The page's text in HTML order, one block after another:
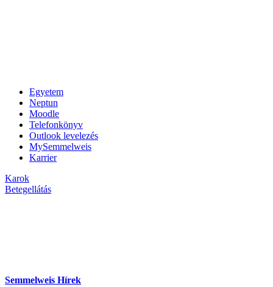
Egyetem
Neptun
Moodle
Telefonkönyv
Outlook levelezés
MySemmelweis
Karrier
Karok
Betegellátás
Semmelweis Hírek